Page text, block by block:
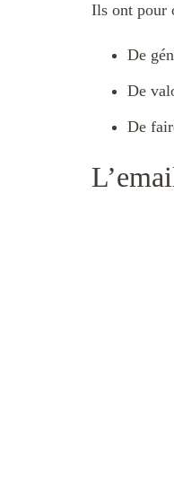
Ils ont pour
De
De
De